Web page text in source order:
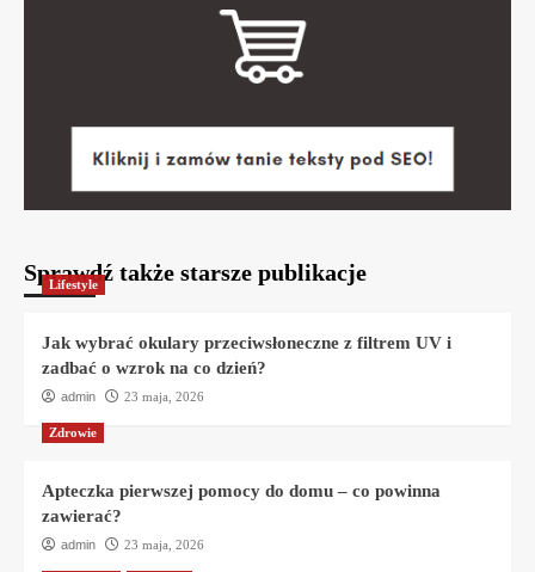
Sprawdź także starsze publikacje
Lifestyle
Jak wybrać okulary przeciwsłoneczne z filtrem UV i
zadbać o wzrok na co dzień?
admin 23 maja, 2026
Zdrowie
Apteczka pierwszej pomocy do domu – co powinna
zawierać?
admin 23 maja, 2026